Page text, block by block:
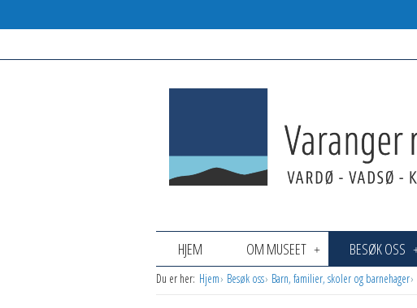
HJEM OM MUSEET BESØK OSS
Du er her: Hjem Besøk oss Barn, familier, skoler og barnehager